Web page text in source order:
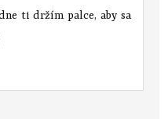
ti držím palce, aby sa